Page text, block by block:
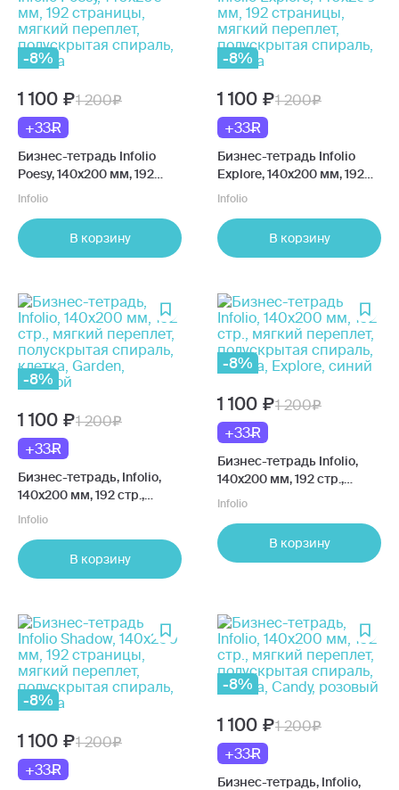
-8%
1 100
1 200
+33
Бизнес-тетрадь Infolio
Poesy, 140x200 мм, 192
страницы, мягкий
спираль, клетка
Infolio
В корзину
-8%
1 100
1 200
+33
Бизнес-тетрадь Infolio
Explore, 140x200 мм, 192
страницы, мягкий
спираль, клетка
Infolio
В корзину
-8%
1 100
1 200
+33
Бизнес-тетрадь, Infolio,
140x200 мм, 192 стр.,
мягкий переплет,
клетка, Garden, голубой
Infolio
В корзину
-8%
1 100
1 200
+33
Бизнес-тетрадь Infolio,
140x200 мм, 192 стр.,
мягкий переплет,
клетка, Explore, синий
Infolio
В корзину
-8%
1 100
1 200
+33
-8%
1 100
1 200
+33
Бизнес-тетрадь, Infolio,